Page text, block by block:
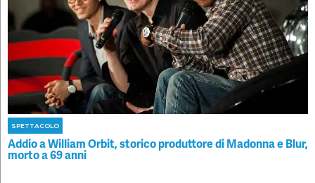
SPETTACOLO
Addio a William Orbit, storico produttore di Madonna e Blur,
morto a 69 anni